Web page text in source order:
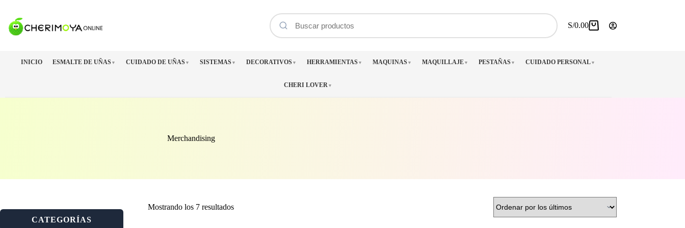
contenido
Carro
S/0.00
INICIO ESMALTE DE UÑAS ▼ CUIDADO DE UÑAS ▼ SISTEMAS ▼ DECORATIVOS ▼ HERRAMIENTAS ▼ MAQUINAS ▼ MAQUILLAJE ▼ PESTAÑAS ▼ CUIDADO PERSONAL ▼
CHERI LOVER ▼
Merchandising
Mostrando los 7 resultadosOrdenado
CATEGORÍAS